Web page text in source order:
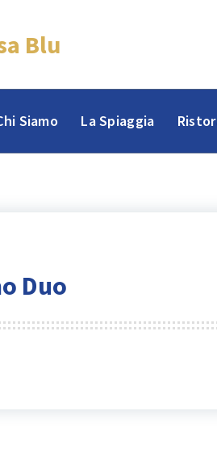
Siamo La Spiaggia
Duo